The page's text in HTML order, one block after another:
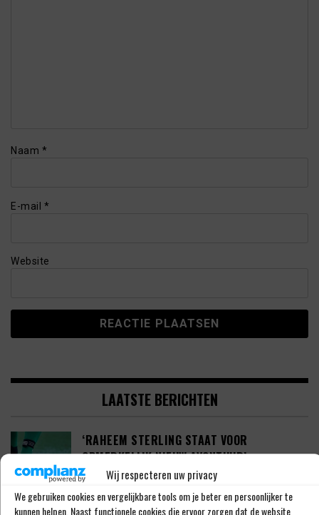
Wij respecteren uw privacy
We gebruiken cookies en vergelijkbare tools om je beter en persoonlijker te
kunnen helpen. Naast functionele cookies die ervoor zorgen dat de website
Naam *
E-mail *
Website
LAATSTE BERICHTEN
‘RAHEEM STERLING STAAT VOOR
OPMERKELIJK NIEUW AVONTUUR’